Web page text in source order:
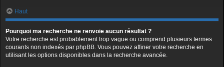
Haut
Pourquoi ma recherche ne renvoie aucun résultat ?
Votre recherche est probablement trop vague ou comprend plusieurs termes
courants non indexés par phpBB. Vous pouvez affiner votre recherche en
utilisant les options disponibles dans la recherche avancée.